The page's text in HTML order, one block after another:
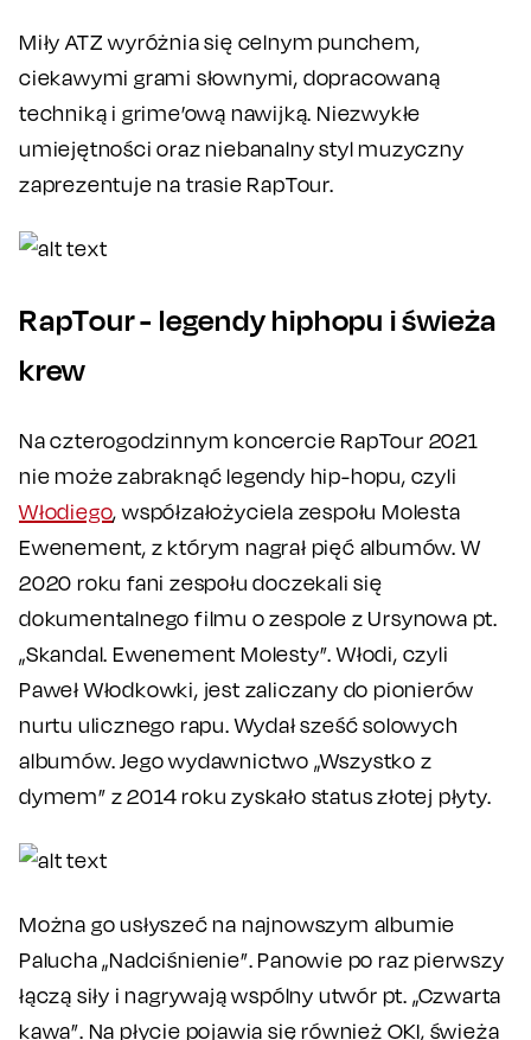
Miły ATZ wyróżnia się celnym punchem,
ciekawymi grami słownymi, dopracowaną
techniką i grime’ową nawijką. Niezwykłe
umiejętności oraz niebanalny styl muzyczny
zaprezentuje na trasie RapTour.
RapTour - legendy hiphopu i świeża
krew
Na czterogodzinnym koncercie RapTour 2021
nie może zabraknąć legendy hip-hopu, czyli
Włodiego, współzałożyciela zespołu Molesta
Ewenement, z którym nagrał pięć albumów. W
2020 roku fani zespołu doczekali się
dokumentalnego filmu o zespole z Ursynowa pt.
„Skandal. Ewenement Molesty”. Włodi, czyli
Paweł Włodkowki, jest zaliczany do pionierów
nurtu ulicznego rapu. Wydał sześć solowych
albumów. Jego wydawnictwo „Wszystko z
dymem” z 2014 roku zyskało status złotej płyty.
Można go usłyszeć na najnowszym albumie
Palucha „Nadciśnienie”. Panowie po raz pierwszy
łączą siły i nagrywają wspólny utwór pt. „Czwarta
kawa”. Na płycie pojawia się również OKI, świeża